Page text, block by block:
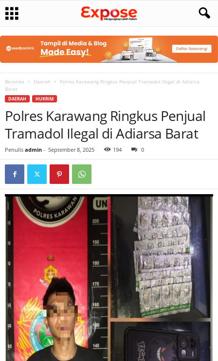
Beranda Daerah
Polres Karawang Ringkus Penjual Tramadol Ilegal di Adiarsa
Barat
DAERAH HUKRIM
Polres Karawang Ringkus Penjual
Tramadol Ilegal di Adiarsa Barat
Penulis admin - September 8, 2025 194 0